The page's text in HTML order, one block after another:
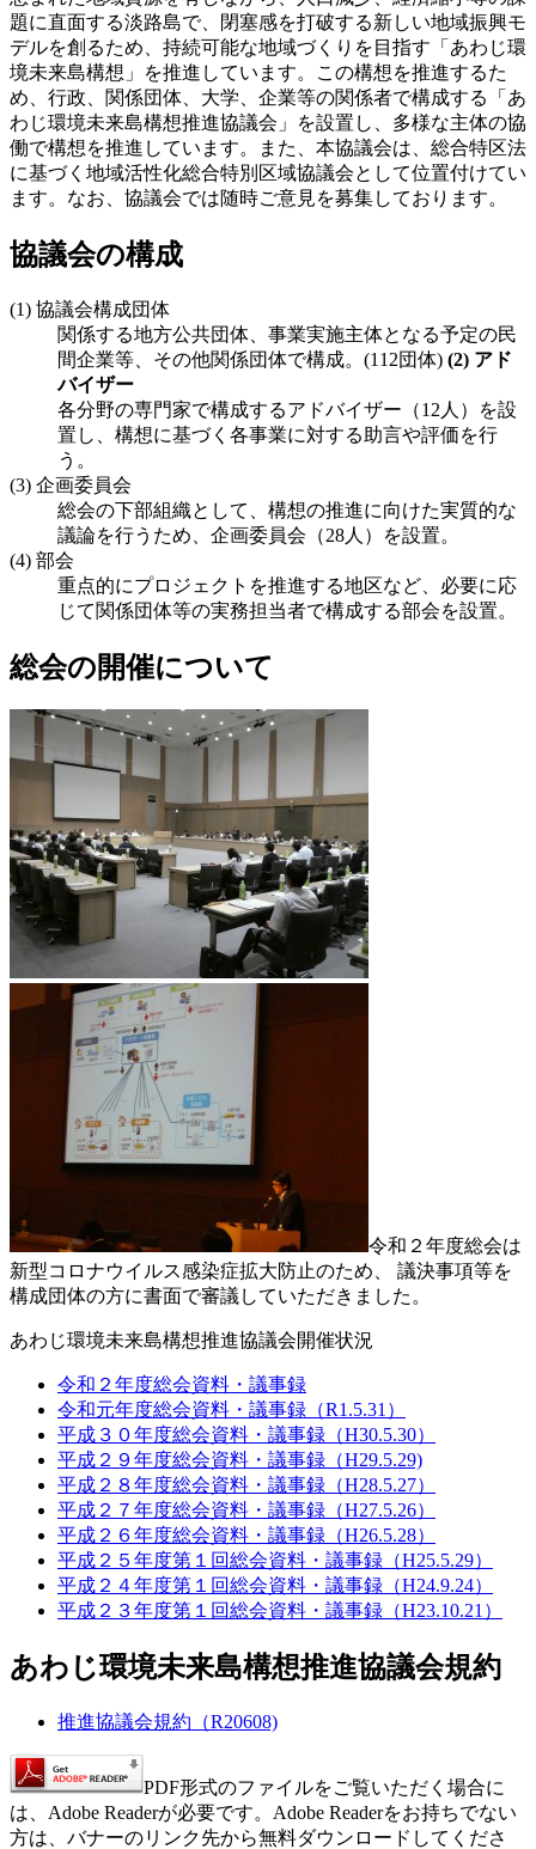
題に直面する淡路島で、閉塞感を打破する新しい地域振興モ
デルを創るため、持続可能な地域づくりを目指す「あわじ環
境未来島構想」を推進しています。この構想を推進するた
め、行政、関係団体、大学、企業等の関係者で構成する「あ
わじ環境未来島構想推進協議会」を設置し、多様な主体の協
働で構想を推進しています。また、本協議会は、総合特区法
に基づく地域活性化総合特別区域協議会として位置付けてい
ます。なお、協議会では随時ご意見を募集しております。
協議会の構成
(1) 協議会構成団体
関係する地方公共団体、事業実施主体となる予定の民
間企業等、その他関係団体で構成。(112団体) (2) アド
バイザー
各分野の専門家で構成するアドバイザー（12人）を設
置し、構想に基づく各事業に対する助言や評価を行
う。
(3) 企画委員会
総会の下部組織として、構想の推進に向けた実質的な
議論を行うため、企画委員会（28人）を設置。
(4) 部会
重点的にプロジェクトを推進する地区など、必要に応
じて関係団体等の実務担当者で構成する部会を設置。
総会の開催について
令和２年度総会は
新型コロナウイルス感染症拡大防止のため、 議決事項等を
構成団体の方に書面で審議していただきました。
あわじ環境未来島構想推進協議会開催状況
令和２年度総会資料・議事録
令和元年度総会資料・議事録（R1.5.31）
平成３０年度総会資料・議事録（H30.5.30）
平成２９年度総会資料・議事録（H29.5.29)
平成２８年度総会資料・議事録（H28.5.27）
平成２７年度総会資料・議事録（H27.5.26）
平成２６年度総会資料・議事録（H26.5.28）
平成２５年度第１回総会資料・議事録（H25.5.29）
平成２４年度第１回総会資料・議事録（H24.9.24）
平成２３年度第１回総会資料・議事録（H23.10.21）
あわじ環境未来島構想推進協議会規約
推進協議会規約（R20608)
PDF形式のファイルをご覧いただく場合に
は、Adobe Readerが必要です。Adobe Readerをお持ちでない
方は、バナーのリンク先から無料ダウンロードしてくださ